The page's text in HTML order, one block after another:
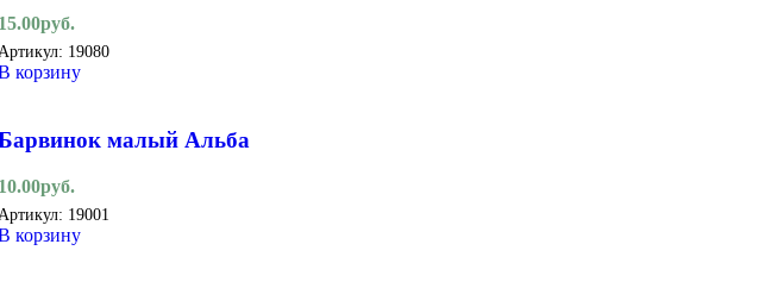
руб.
19080
корзину
малый Альба
руб.
19001
корзину